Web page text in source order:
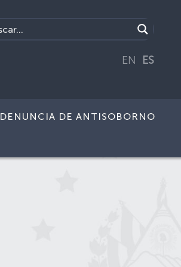
EN ES
DENUNCIA DE ANTISOBORNO